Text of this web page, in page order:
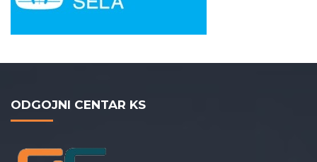
ODGOJNI CENTAR KS